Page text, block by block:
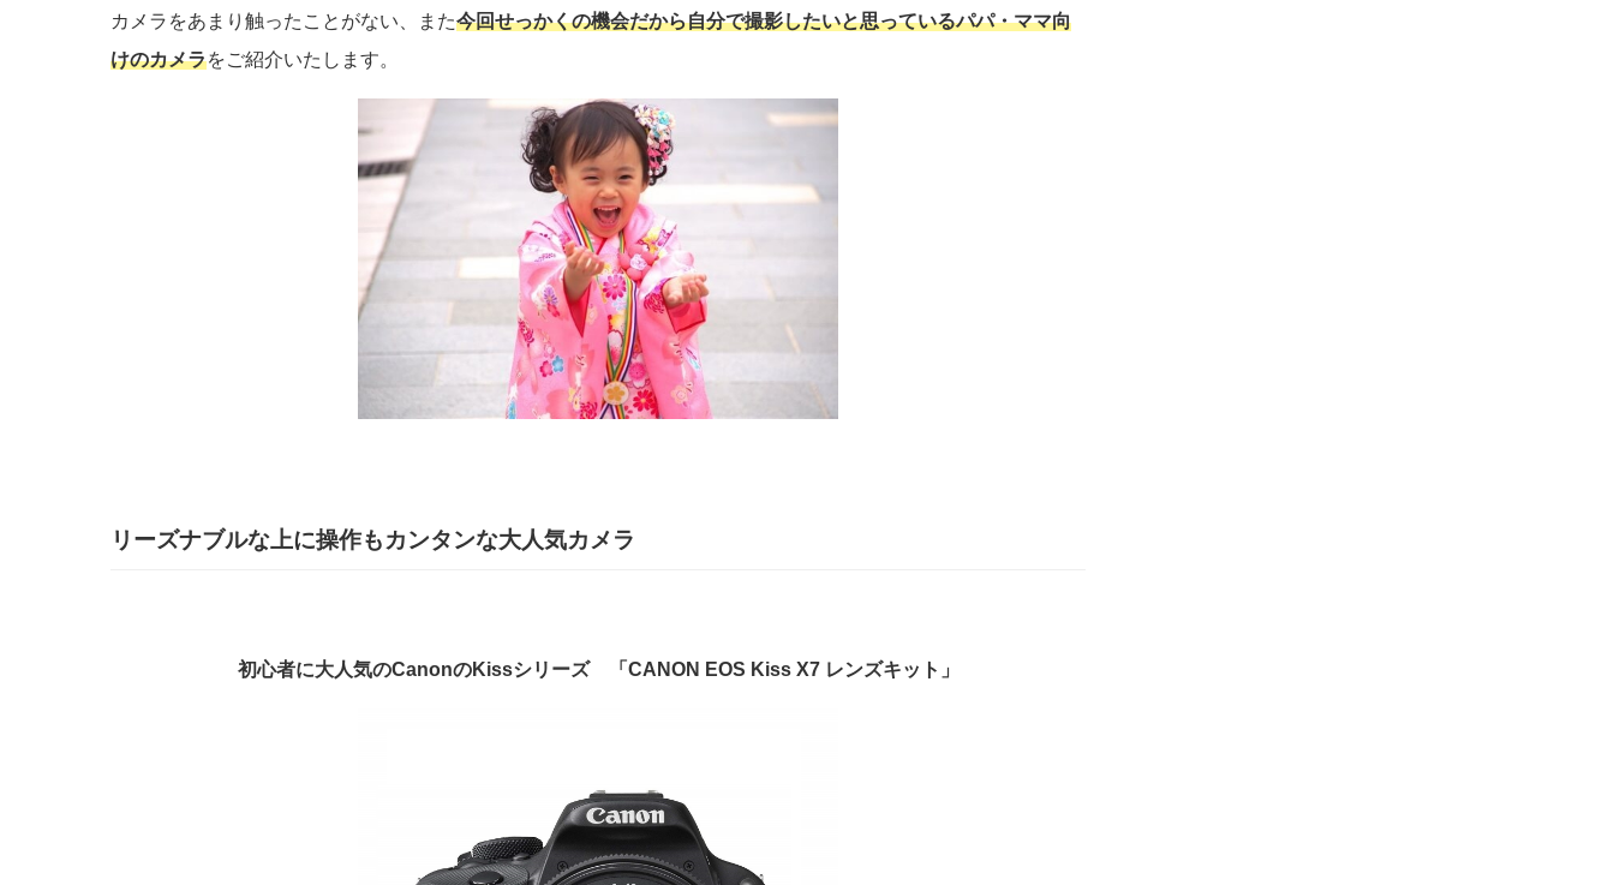
カメラをあまり触ったことがない、また今回せっかくの機会だから自分で撮影したいと思っているパパ・ママ向
けのカメラをご紹介いたします。
リーズナブルな上に操作もカンタンな大人気カメラ
初心者に大人気のCanonのKissシリーズ 「CANON EOS Kiss X7 レンズキット」